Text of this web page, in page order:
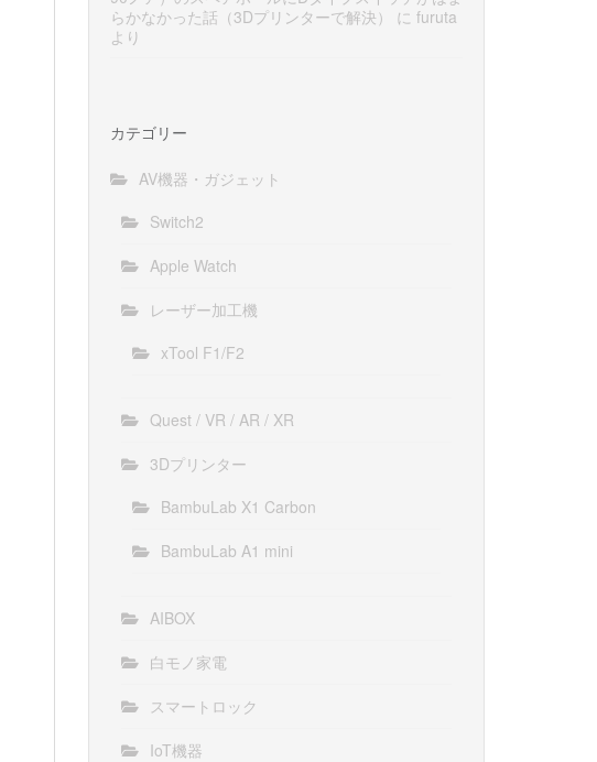
らかなかった話（3Dプリンターで解決）
に furuta
より
カテゴリー
AV機器・ガジェット
Switch2
Apple Watch
レーザー加工機
xTool F1/F2
Quest / VR / AR / XR
3Dプリンター
BambuLab X1 Carbon
BambuLab A1 mini
AIBOX
白モノ家電
スマートロック
IoT機器